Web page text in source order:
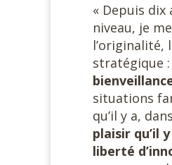
« Depuis dix
niveau, je
l’originalité,
stratégique
situations
qu’il y a,
plaisir qu’il
liberté